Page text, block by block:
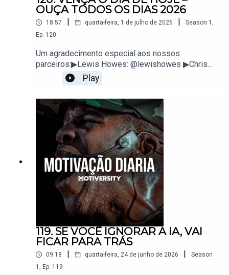
OUÇA TODOS OS DIAS 2026
18:57 quarta-feira, 1 de julho de 2026 Season 1 ,
Ep. 120
Um agradecimento especial aos nossos
parceiros:▶Lewis Howes: @lewishowes ▶Chris
Williamson: @ChrisWillx ▶Diary Of A CEO:
@TheDiaryOfACEO ▶Mindvalley: @Mindvalley
Palestrantes: Inky Johnson@InkyDJohnson
Matthew
McConaugheyhttps://instagram.com/officiallymcc
onaugheyEckhart Tolle@EckhartTolle Gary
Vaynerchuk@garyvee Eric
Thomas@etthehiphoppreacher
https://etinspires.com/Chris
Williamson@ChrisWillx George
Mackhttps://www.instagram.com/george__mack/
Josh Groban@JoshGroban Marcus “Elevation”
TaylorWebsite:
https://bit.ly/MarcusTaylorWebsiteContrate
Marcus para palestrar na sua organização:
https://bit.ly/BookMarcusATaylorPanache
Desai@panachedesai Coach
Pain@coachpain8129 Will
Hollis@WilliamKingHollis Música: Epidemic
Play
119. SE VOCÊ IGNORAR A IA, VAI
FICAR PARA TRÁS
09:18 quarta-feira, 24 de junho de 2026
Season
1 , Ep. 119